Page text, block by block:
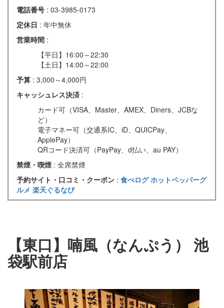
電話番号 : 03-3985-0173
定休日 : 年中無休
営業時間 :
【平日】16:00～22:30
【土日】14:00～22:00
予算 : 3,000～4,000円
キャッシュレス決済 :
カード可（VISA、Master、AMEX、Diners、JCBな
ど）
電子マネー可（交通系IC、iD、QUICPay、
ApplePay）
QRコード決済可（PayPay、d払い、au PAY）
禁煙・喫煙 : 全席禁煙
予約サイト・口コミ・クーポン : 食べログホットペッパーグ
ルメ 楽天ぐるなび
【東口】喃風（なんぷう） 池
袋駅前店